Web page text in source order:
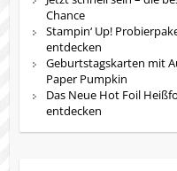
Chance
Stampin‘ Up!
entdecken
Geburtstagskarten mit
Paper Pumpkin
Das Neue Hot Foil
entdecken